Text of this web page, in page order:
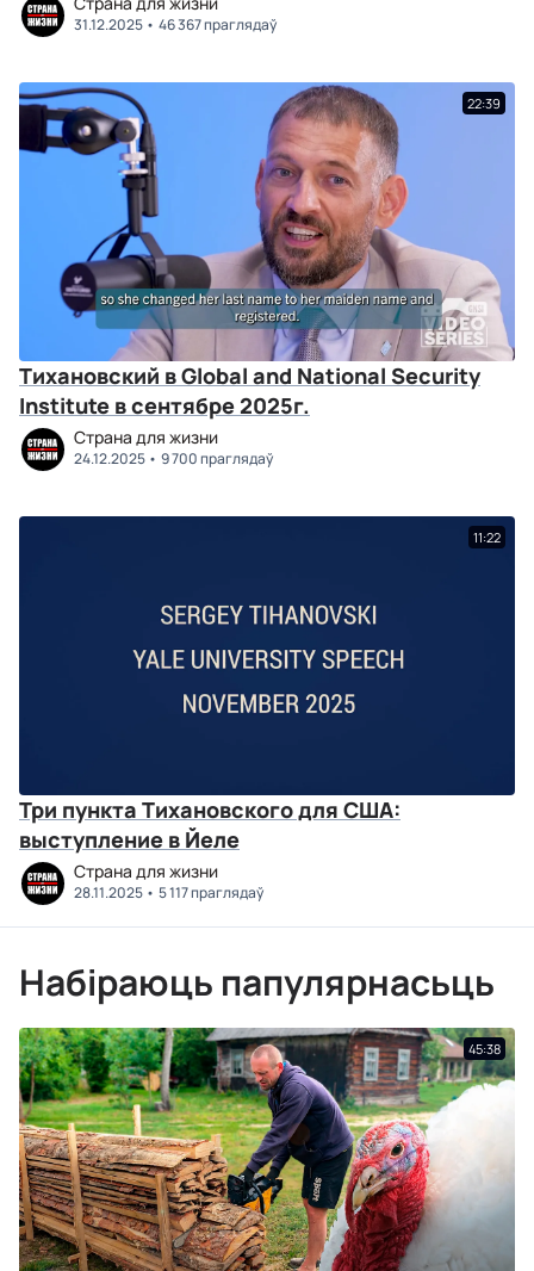
31.12.2025 46 367 праглядаў
22:39
Тихановский в Global and National Security
Institute в сентябре 2025г.
Страна для жизни
24.12.2025 9 700 праглядаў
11:22
Три пункта Тихановского для США:
выступление в Йеле
Страна для жизни
28.11.2025 5 117 праглядаў
Набіраюць папулярнасьць
45:38